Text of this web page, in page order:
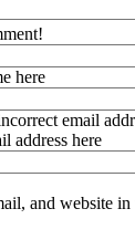
here
email
address here
and website